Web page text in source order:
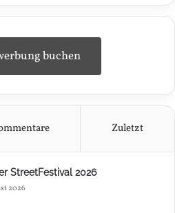
buchen
Zuletzt
StreetFestival 2026
2026